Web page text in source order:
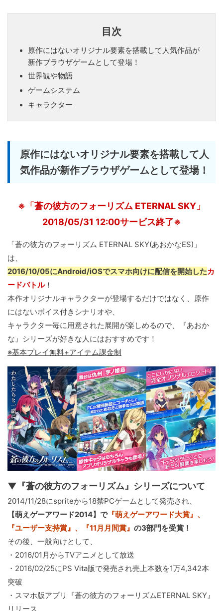
目次
原作にはないオリジナル要素を搭載して人気作品が
新作ブラウザゲームとして登場！
世界観や物語
ゲームシステム
キャラクター
原作にはないオリジナル要素を搭載して人
気作品が新作ブラウザゲームとして登場！
※「蒼の彼方のフォーリズム ETERNAL SKY」
2018/05/31 12:00サービス終了※
「蒼の彼方のフォーリズム ETERNAL SKY(あおかなES)」
は、
2016/10/05にAndroid/iOSでスマホ向けに配信を開始したカ
ードバトル！
本作オリジナルキャラクターが登場するだけではなく、原作
にはないボイス付きシナリオや、
キャラクター毎に用意された展開が楽しめるので、『あおか
な』シリーズが好きな人にはおすすめです！
※基本プレイ無料+アイテム課金制
▼『蒼の彼方のフォーリズム』シリーズについて
2014/11/28にspriteから18禁PCゲームとして発売され、
【萌えゲーアワード2014】で『萌えゲーアワード大賞』、
『ユーザー支持賞』、『11月月間賞』 の3部門を受賞！
その後、一般向けとして、
・2016/01月からTVアニメとして放送
・2016/02/25にPS Vita版で発売され売上本数を1万4,342本
突破
・スマホ版アプリ『蒼の彼方のフォーリズムETERNAL SKY』
リリース